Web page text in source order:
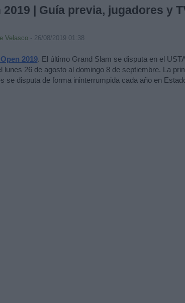
2019 | Guía previa, jugadores y
Velasco - 26/08/2019 01:38
2019. El último Grand Slam se disputa en el
lunes 26 de agosto al domingo 8 de septiembre. La
se disputa de forma ininterrumpida cada año en